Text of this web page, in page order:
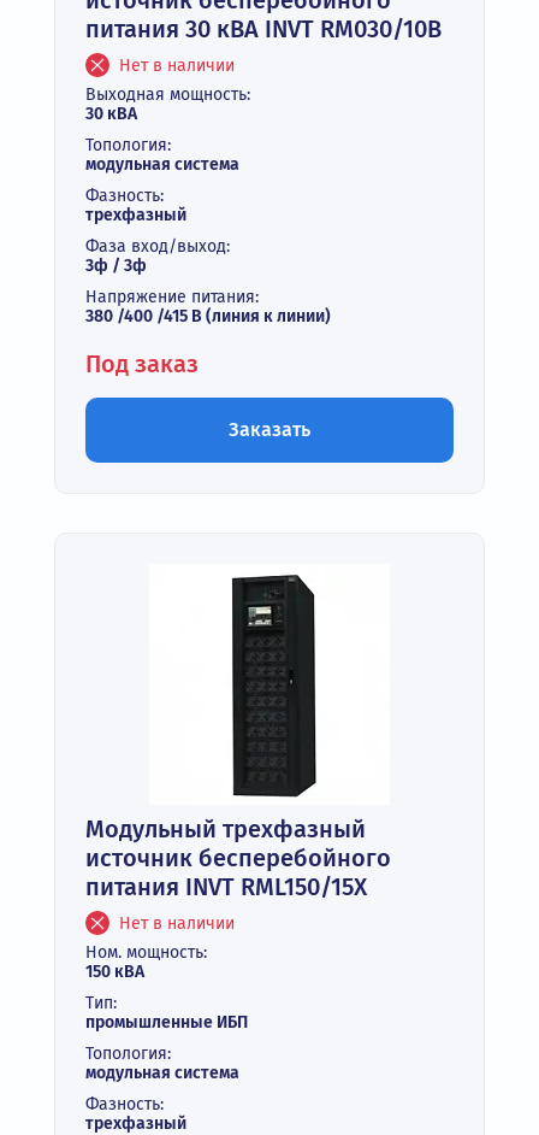
питания 30 кВА INVT RM030/10B
Нет в наличии
Выходная мощность:
30 кВА
Топология:
модульная система
Фазность:
трехфазный
Фаза вход/выход:
3ф / 3ф
Напряжение питания:
380 /400 /415 В (линия к линии)
Под заказ
Заказать
Модульный трехфазный
источник бесперебойного
питания INVT RML150/15X
Нет в наличии
Ном. мощность:
150 кВА
Тип:
промышленные ИБП
Топология:
модульная система
Фазность:
трехфазный